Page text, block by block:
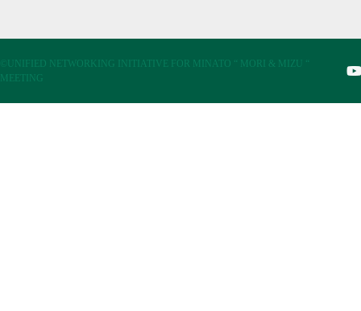
©UNIFIED NETWORKING INITIATIVE FOR MINATO “ MORI & MIZU “
MEETING